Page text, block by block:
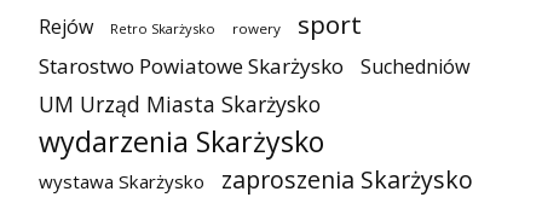
Rejów Retro Skarżysko rowery sport
Starostwo Powiatowe Skarżysko Suchedniów
UM Urząd Miasta Skarżysko
wydarzenia Skarżysko
wystawa Skarżysko zaproszenia Skarżysko